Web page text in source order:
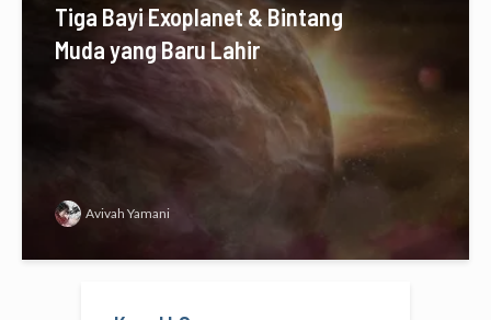
Tiga Bayi Exoplanet & Bintang
Muda yang Baru Lahir
Avivah Yamani